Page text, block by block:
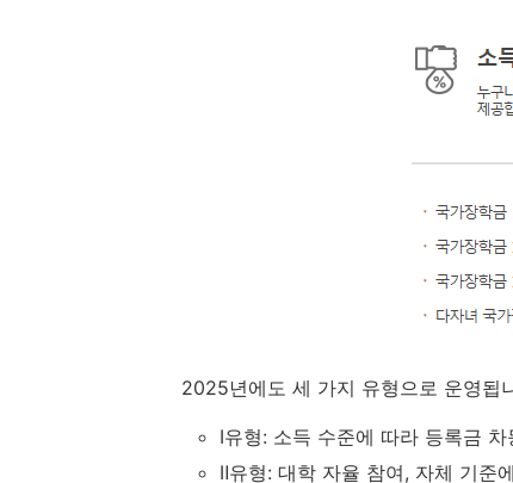
2025년에도 세 가지 유형으로 운영됩
Ⅰ유형: 소득 수준에 따라 등록금
Ⅱ유형: 대학 자율 참여, 자체 기준